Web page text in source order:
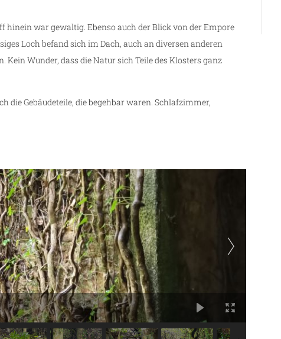
war gewaltig. Ebenso auch der Blick von der Empore
Loch befand sich im Dach, auch an diversen anderen
Kein Wunder, dass die Natur sich Teile des Klosters ganz
Gebäudeteile, die begehbar waren. Schlafzimmer,